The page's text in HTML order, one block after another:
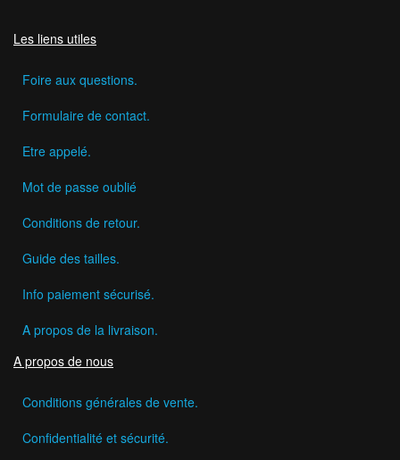
Les liens utiles
Foire aux questions.
Formulaire de contact.
Etre appelé.
Mot de passe oublié
Conditions de retour.
Guide des tailles.
Info paiement sécurisé.
A propos de la livraison.
A propos de nous
Conditions générales de vente.
Confidentialité et sécurité.